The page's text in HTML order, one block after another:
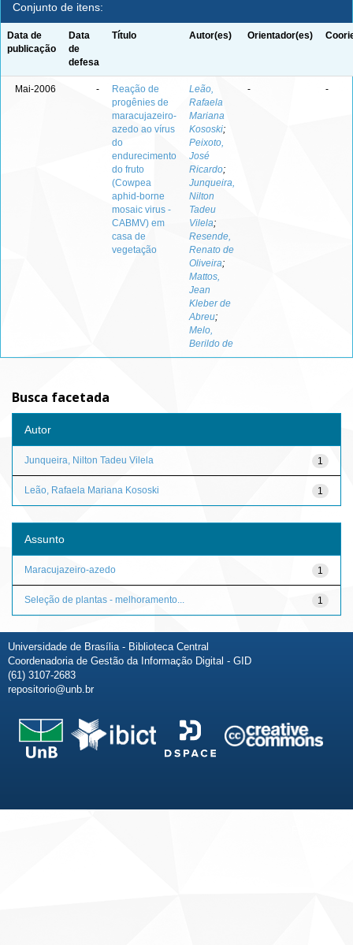
Conjunto de itens:
Data de
publicação
Data
de
defesa
Título Autor(es) Orientador(es)
Mai-2006 -
Reação de
progênies de
maracujazeiro-
azedo ao vírus
do
endurecimento
do fruto
(Cowpea
aphid-borne
mosaic virus -
CABMV) em
casa de
vegetação
Leão,
Rafaela
Mariana
Kososki;
Peixoto,
José
Ricardo;
Junqueira,
Nilton
Tadeu
Vilela;
Resende,
Renato de
Oliveira;
Mattos,
Jean
Kleber de
Abreu;
Melo,
Berildo de
- -
Busca facetada
Autor
1
Junqueira, Nilton Tadeu Vilela
1
Leão, Rafaela Mariana Kososki
Assunto
1
Maracujazeiro-azedo
1
Seleção de plantas - melhoramento...
Universidade de Brasília - Biblioteca Central
Coordenadoria de Gestão da Informação Digital - GID
(61) 3107-2683
repositorio@unb.br